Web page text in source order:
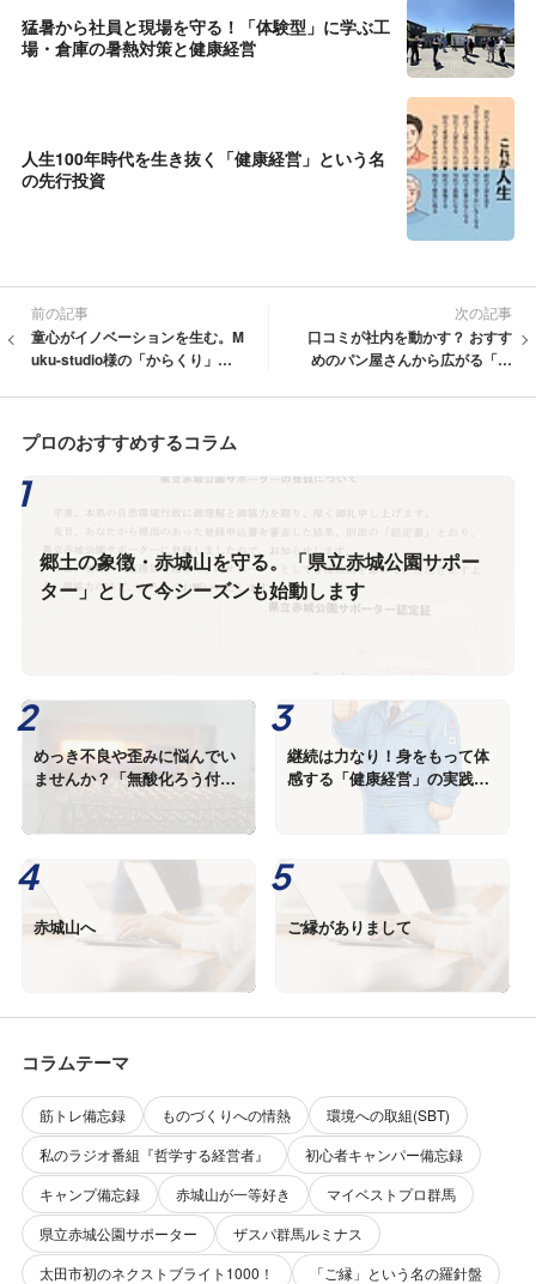
猛暑から社員と現場を守る！「体験型」に学ぶ工
場・倉庫の暑熱対策と健康経営
人生100年時代を生き抜く「健康経営」という名
の先行投資
前の記事
童心がイノベーションを生む。M
uku-studio様の「からくり」に
次の記事
口コミが社内を動かす？ おすす
めのパン屋さんから広がる「共
プロのおすすめするコラム
郷土の象徴・赤城山を守る。「県立赤城公園サポー
ター」として今シーズンも始動します
めっき不良や歪みに悩んでい
ませんか？「無酸化ろう付
け」が製造工程を変える理由
継続は力なり！身をもって体
感する「健康経営」の実践と
赤城山へ ご縁がありまして
コラムテーマ
筋トレ備忘録 ものづくりへの情熱
環境への取組(SBT)
私のラジオ番組『哲学する経営者』
初心者キャンパー備忘録
キャンプ備忘録
赤城山が一等好き
マイベストプロ群馬
県立赤城公園サポーター
ザスパ群馬ルミナス
太田市初のネクストブライト1000！
「ご縁」という名の羅針盤